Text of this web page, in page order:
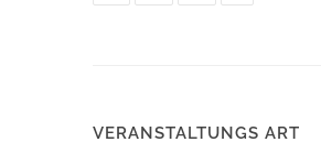
VERANSTALTUNGS ART